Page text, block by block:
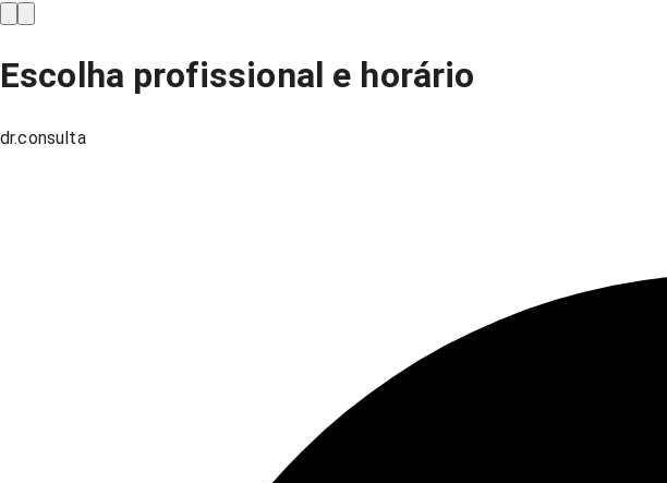
Escolha profissional e horário
dr.consulta